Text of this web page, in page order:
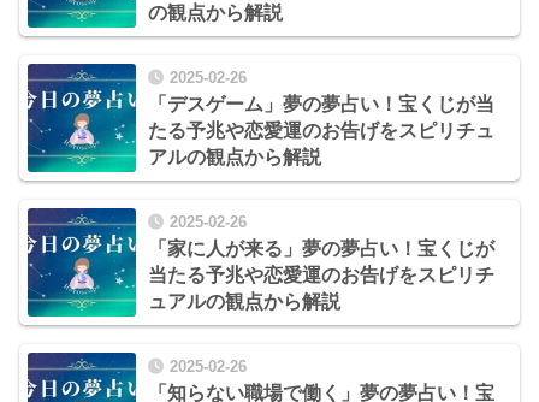
の観点から解説
2025-02-26
「デスゲーム」夢の夢占い！宝くじが当
たる予兆や恋愛運のお告げをスピリチュ
アルの観点から解説
2025-02-26
「家に人が来る」夢の夢占い！宝くじが
当たる予兆や恋愛運のお告げをスピリチ
ュアルの観点から解説
2025-02-26
「知らない職場で働く」夢の夢占い！宝